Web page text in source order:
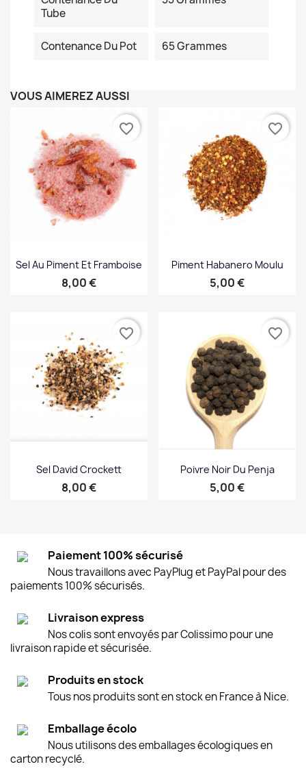
Tube
Contenance Du Pot 65 Grammes
VOUS AIMEREZ AUSSI
Sel Au Piment Et Framboise
Prix
8,00 €
favorite_border
Piment Habanero Moulu
Prix
5,00 €
favorite_border
Sel David Crockett
Prix
8,00 €
favorite_border
Poivre Noir Du Penja
Prix
5,00 €
favorite_border
Paiement 100% sécurisé
Nous travaillons avec PayPlug et PayPal pour des
paiements 100% sécurisés.
Livraison express
Nos colis sont envoyés par Colissimo pour une
livraison rapide et sécurisée.
Produits en stock
Tous nos produits sont en stock en France à Nice.
Emballage écolo
Nous utilisons des emballages écologiques en
carton recyclé.